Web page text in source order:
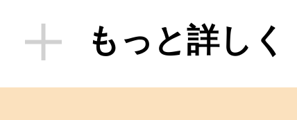
もっと詳しく